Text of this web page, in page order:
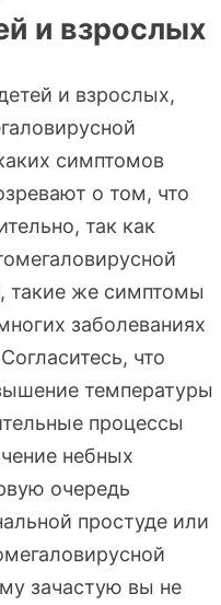
и взрослых
и взрослых,
симптомов
о том, что
так как
такие же симптомы
заболеваниях
что
температуры
процессы
небных
очередь
простуде или
зачастую вы не